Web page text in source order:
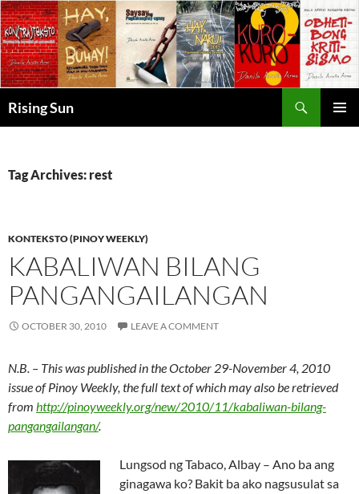
Skip
to
content
Rising Sun
Tag Archives: rest
KONTEKSTO (PINOY WEEKLY)
KABALIWAN BILANG
PANGANGAILANGAN
OCTOBER 30, 2010 LEAVE A COMMENT
N.B. – This was published in the October 29-November 4, 2010
issue of Pinoy Weekly, the full text of which may also be retrieved
from http://pinoyweekly.org/new/2010/11/kabaliwan-bilang-
pangangailangan/.
Lungsod ng Tabaco, Albay – Ano ba ang
ginagawa ko? Bakit ba ako nagsusulat sa